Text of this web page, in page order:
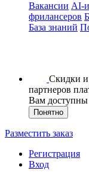
Вакансии AI-
фрилансеров
База знаний
Скидки и
партнеров
Вам доступны
Понятно
Разместить заказ
Регистрация
Вход